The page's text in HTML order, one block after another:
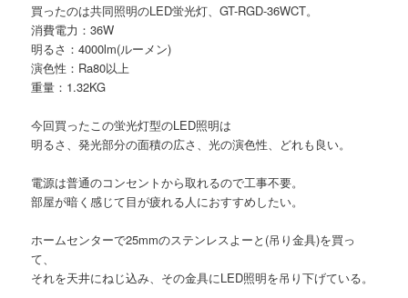
買ったのは共同照明のLED蛍光灯、GT-RGD-36WCT。
消費電力：36W
明るさ：4000lm(ルーメン)
演色性：Ra80以上
重量：1.32KG
今回買ったこの蛍光灯型のLED照明は
明るさ、発光部分の面積の広さ、光の演色性、どれも良い。
電源は普通のコンセントから取れるので工事不要。
部屋が暗く感じて目が疲れる人におすすめしたい。
ホームセンターで25mmのステンレスよーと(吊り金具)を買っ
て、
それを天井にねじ込み、その金具にLED照明を吊り下げている。